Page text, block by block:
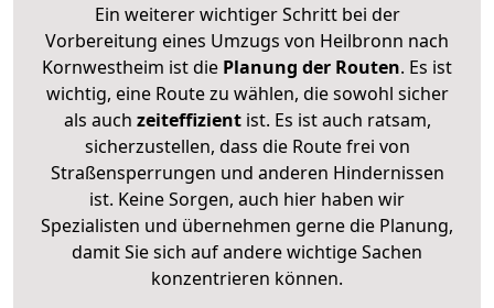
Ein weiterer wichtiger Schritt bei der
Vorbereitung eines Umzugs von Heilbronn nach
Kornwestheim ist die Planung der Routen. Es ist
wichtig, eine Route zu wählen, die sowohl sicher
als auch zeiteffizientist. Es ist auch ratsam,
sicherzustellen, dass die Route frei von
Straßensperrungen und anderen Hindernissen
ist. Keine Sorgen, auch hier haben wir
Spezialisten und übernehmen gerne die Planung,
damit Sie sich auf andere wichtige Sachen
konzentrieren können.